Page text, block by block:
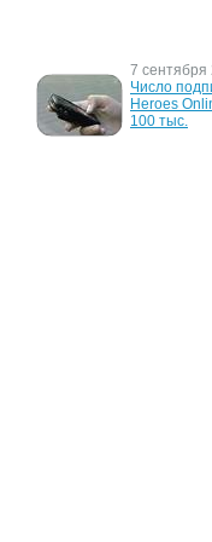
7 сентября
Число
Heroes
100 тыс.